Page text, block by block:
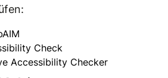
Check
Accessibility Checker